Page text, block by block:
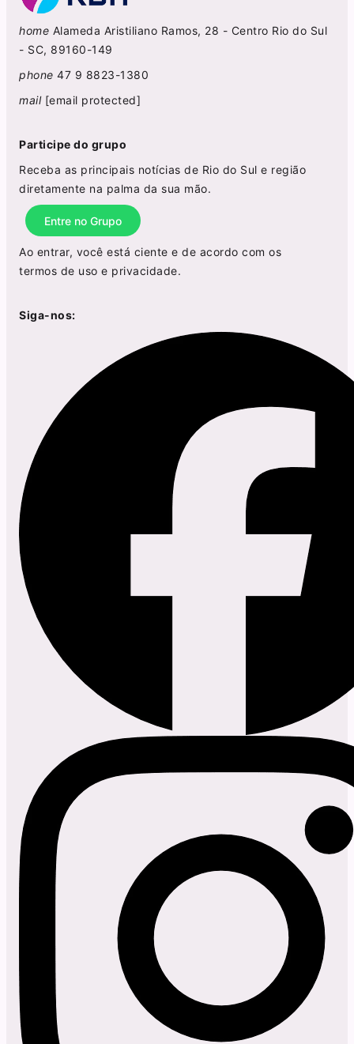
home Alameda Aristiliano Ramos, 28 - Centro Rio do Sul
- SC, 89160-149
phone 47 9 8823-1380
mail [email protected]
Participe do grupo
Receba as principais notícias de Rio do Sul e região
diretamente na palma da sua mão.
Entre no Grupo
Ao entrar, você está ciente e de acordo com os
termos de uso e privacidade.
Siga-nos: